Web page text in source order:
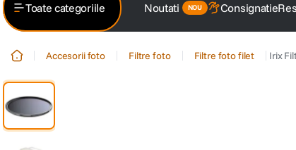
2 trepied
Toate categoriile Noutati Consignatie
Accesorii foto Filtre foto Filtre foto filet Irix